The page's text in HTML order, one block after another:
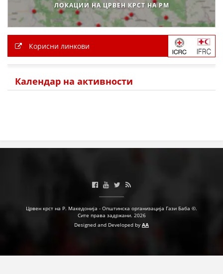
ЛОКАЦИИ НА ЦРВЕН КРСТ НА РМ
Корисни линкови
Календар на активности
Црвен крст на Р. Македонија - Општинска организација Гази Баба ©.
Сите права задржани. 2026
Designed and Developed by AA